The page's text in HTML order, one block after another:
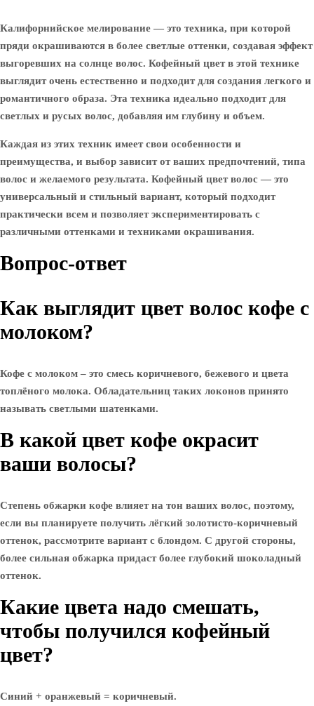
Калифорнийское мелирование — это техника, при которой
пряди окрашиваются в более светлые оттенки, создавая эффект
выгоревших на солнце волос. Кофейный цвет в этой технике
выглядит очень естественно и подходит для создания легкого и
романтичного образа. Эта техника идеально подходит для
светлых и русых волос, добавляя им глубину и объем.
Каждая из этих техник имеет свои особенности и
преимущества, и выбор зависит от ваших предпочтений, типа
волос и желаемого результата. Кофейный цвет волос — это
универсальный и стильный вариант, который подходит
практически всем и позволяет экспериментировать с
различными оттенками и техниками окрашивания.
Вопрос-ответ
Как выглядит цвет волос кофе с
молоком?
Кофе с молоком – это смесь коричневого, бежевого и цвета
топлёного молока. Обладательниц таких локонов принято
называть светлыми шатенками.
В какой цвет кофе окрасит
ваши волосы?
Степень обжарки кофе влияет на тон ваших волос, поэтому,
если вы планируете получить лёгкий золотисто-коричневый
оттенок, рассмотрите вариант с блондом. С другой стороны,
более сильная обжарка придаст более глубокий шоколадный
оттенок.
Какие цвета надо смешать,
чтобы получился кофейный
цвет?
Синий + оранжевый = коричневый.